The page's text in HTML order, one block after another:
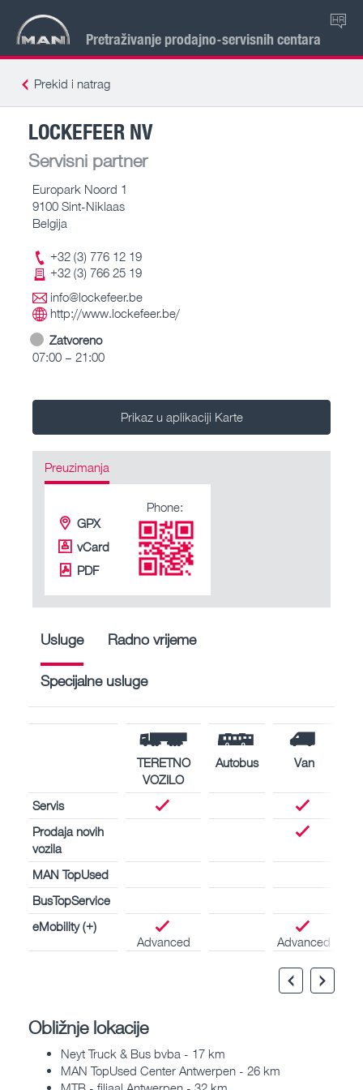
Pretraživanje prodajno-servisnih centara
HR
Prekid i natrag
LOCKEFEER NV
Servisni partner
Europark Noord 1
9100 Sint-Niklaas
Belgija
+32 (3) 776 12 19
+32 (3) 766 25 19
info@lockefeer.be
http://www.lockefeer.be/
Zatvoreno
07:00 – 21:00
Prikaz u aplikaciji Karte
Preuzimanja
GPX
vCard
PDF
Phone:
Usluge Radno vrijeme
Specijalne usluge
TERETNO
VOZILO
Autobus Van
Servis
Prodaja novih
vozila
MAN TopUsed
BusTopService
eMobility (+)
Advanced
Advanced
Obližnje lokacije
Neyt Truck & Bus bvba - 17 km
MAN TopUsed Center Antwerpen - 26 km